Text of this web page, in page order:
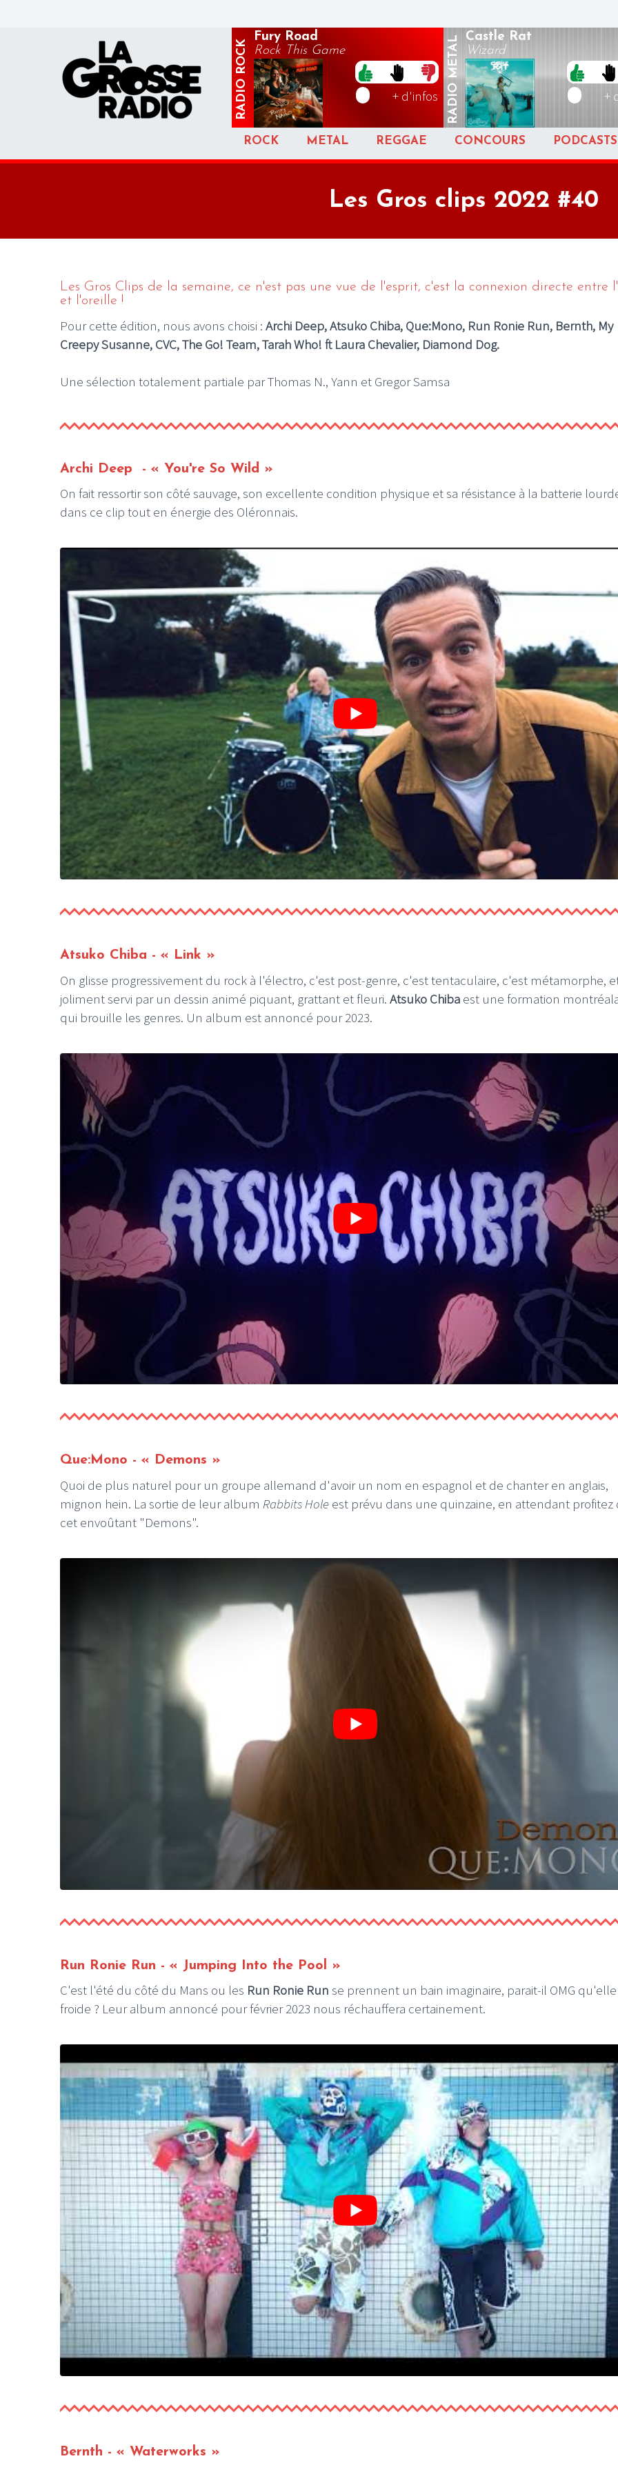
RADIO
ROCK
Fury Road
Rock This Game
+ d'infos RADIO
METAL Castle Rat
Wizard
+
ROCK METAL REGGAE CONCOURS PODCASTS
Les Gros clips 2022 #40
Les Gros Clips de la semaine, ce n'est pas une vue de l'esprit, c'est la connexion directe entre
et l'oreille !
Pour cette édition, nous avons choisi : Archi Deep, Atsuko Chiba, Que:Mono, Run Ronie Run, Bernth, My
Creepy Susanne, CVC, The Go! Team, Tarah Who! ft Laura Chevalier, Diamond Dog.
Une sélection totalement partiale par Thomas N., Yann et Gregor Samsa
Archi Deep - « You're So Wild »
On fait ressortir son côté sauvage, son excellente condition physique et sa résistance à la batterie
dans ce clip tout en énergie des Oléronnais.
Atsuko Chiba - « Link »
On glisse progressivement du rock à l'électro, c'est post-genre, c'est tentaculaire, c'est métamorphe,
joliment servi par un dessin animé piquant, grattant et fleuri. Atsuko Chiba est une formation
qui brouille les genres. Un album est annoncé pour 2023.
Que:Mono - « Demons »
Quoi de plus naturel pour un groupe allemand d'avoir un nom en espagnol et de chanter en anglais,
mignon hein. La sortie de leur album Rabbits Hole est prévu dans une quinzaine, en attendant profitez
cet envoûtant "Demons".
Run Ronie Run - « Jumping Into the Pool »
C'est l'été du côté du Mans ou les Run Ronie Run se prennent un bain imaginaire, parait-il OMG
froide ? Leur album annoncé pour février 2023 nous réchauffera certainement.
Bernth - « Waterworks »
LE GROS RIFFIFI
LE GROS RIFFIFI –
Christmas Riffifi 2025 !!!
LE GROS RIFFIFI – Surfin’
The Covers !!!
LE GROS RIFFIFI –
Littératurock !!!